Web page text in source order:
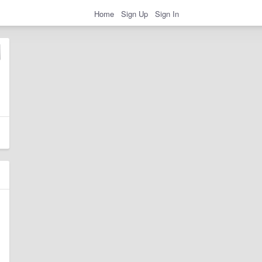
Home Sign Up Sign In